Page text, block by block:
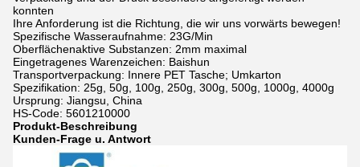
konnten
Ihre Anforderung ist die Richtung, die wir uns vorwärts bewegen!
Spezifische Wasseraufnahme: 23G/Min
Oberflächenaktive Substanzen: 2mm maximal
Eingetragenes Warenzeichen: Baishun
Transportverpackung: Innere PET Tasche; Umkarton
Spezifikation: 25g, 50g, 100g, 250g, 300g, 500g, 1000g, 4000g
Ursprung: Jiangsu, China
HS-Code: 5601210000
Produkt-Beschreibung
Kunden-Frage u. Antwort